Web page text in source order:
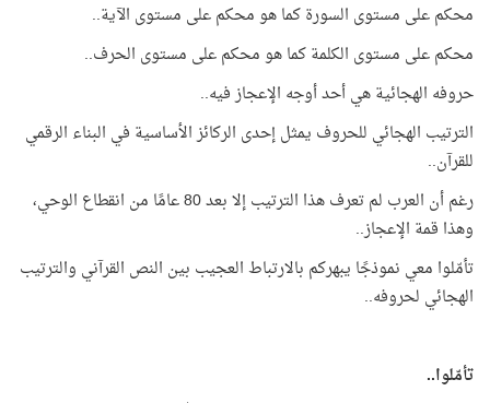
محكم على مستوى السورة كما هو محكم على مستوى الآية..
محكم على مستوى الكلمة كما هو محكم على مستوى الحرف..
حروفه الهجائية هي أحد أوجه الإعجاز فيه..
الترتيب الهجائي للحروف يمثل إحدى الركائز الأساسية في البناء الرقمي
للقرآن..
رغم أن العرب لم تعرف هذا الترتيب إلا بعد 80 عامًا من انقطاع الوحي،
وهذا قمة الإعجاز..
تأمّلوا معي نموذجًا يبهركم بالارتباط العجيب بين النص القرآني والترتيب
الهجائي لحروفه..
تأمّلوا..